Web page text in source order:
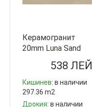
Керамогранит
20mm Luna Sand
Granite Турция
538 ЛЕЙ
Кишинев: в наличии
297.36 m2
Дрокия: в наличии